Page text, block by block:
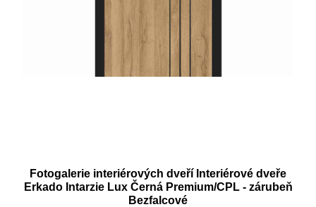
Fotogalerie interiérových dveří Interiérové dveře
Erkado Intarzie Lux Černá Premium/CPL - zárubeň
Bezfalcové